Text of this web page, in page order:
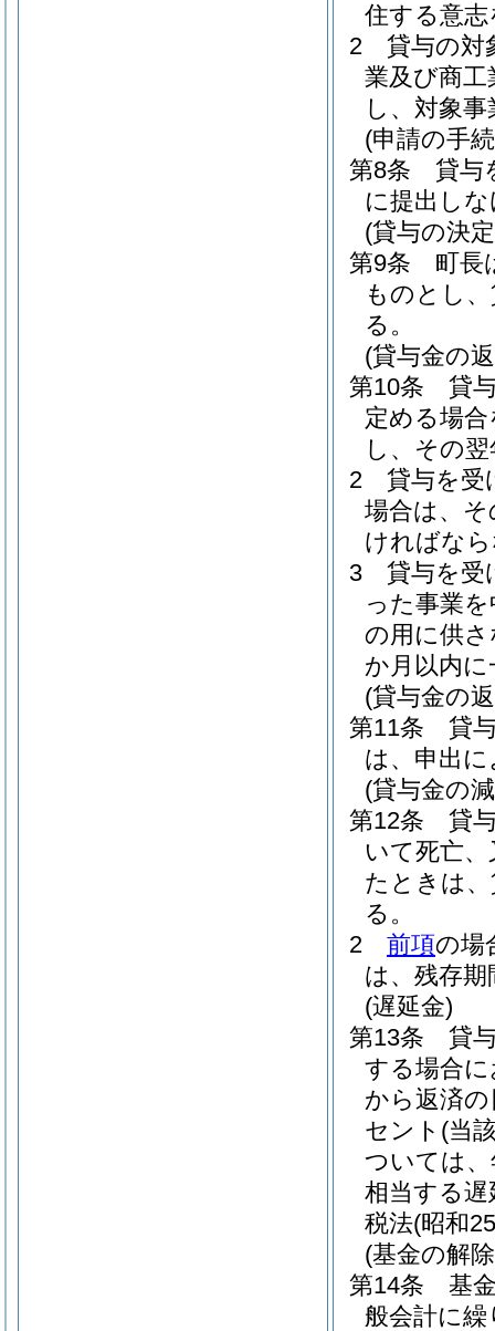
住する意
2
貸与の対
業及び商
し、対象
(申請の手
第8条
貸与
に提出し
(貸与の決
第9条
町長
ものとし
る。
(貸与金の
第10条
貸
定める場
し、その
2
貸与を受
場合は、
ければな
3
貸与を受
った事業
の用に供
か月以内
(貸与金の
第11条
貸
は、申出
(貸与金の
第12条
貸
いて死亡
たときは
る。
2
前項の場
は、残存
(遅延金)
第13条
貸
する場合
から返済
セント (当
ついては
相当する
税法(昭和
(基金の解
第14条
基
般会計に